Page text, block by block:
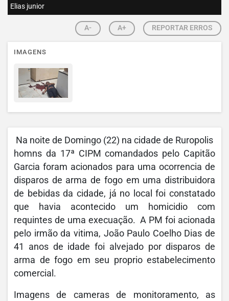
Elias junior
A- A+ REPORTAR ERROS
IMAGENS
Na noite de Domingo (22) na cidade de Ruropolis
homns da 17ª CIPM comandados pelo Capitão
Garcia foram acionados para uma ocorrencia de
disparos de arma de fogo em uma distribuidora
de bebidas da cidade, já no local foi constatado
que havia acontecido um homicidio com
requintes de uma execuação. A PM foi acionada
pelo irmão da vitima, João Paulo Coelho Dias de
41 anos de idade foi alvejado por disparos de
arma de fogo em seu proprio estabelecimento
comercial.
Imagens de cameras de monitoramento, as